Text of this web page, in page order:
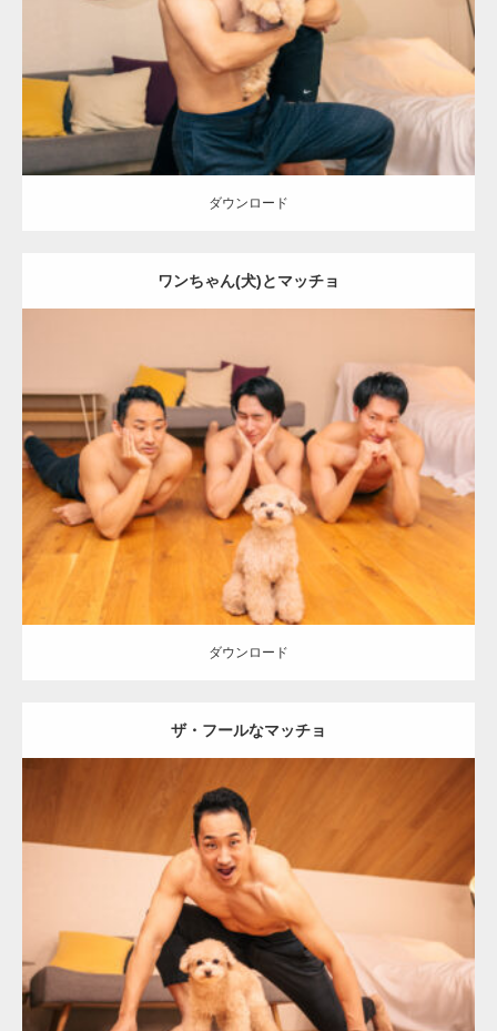
チョ)
SOSUKE 外資系筋肉
ダウンロード
ダウンロード
ワンちゃん(犬)とマッチョ
Update:2026.05.9
Category:ワンちゃん(犬)とマッチョ オレンジの人 SOSUKE
外資系
筋肉 AKIHITO(細マッチョ)
ダウンロード
ダウンロード
ザ・フールなマッチョ
Update: 2026.05.9
ワンちゃん(犬)とマッチョ オレンジの人
ダウンロード